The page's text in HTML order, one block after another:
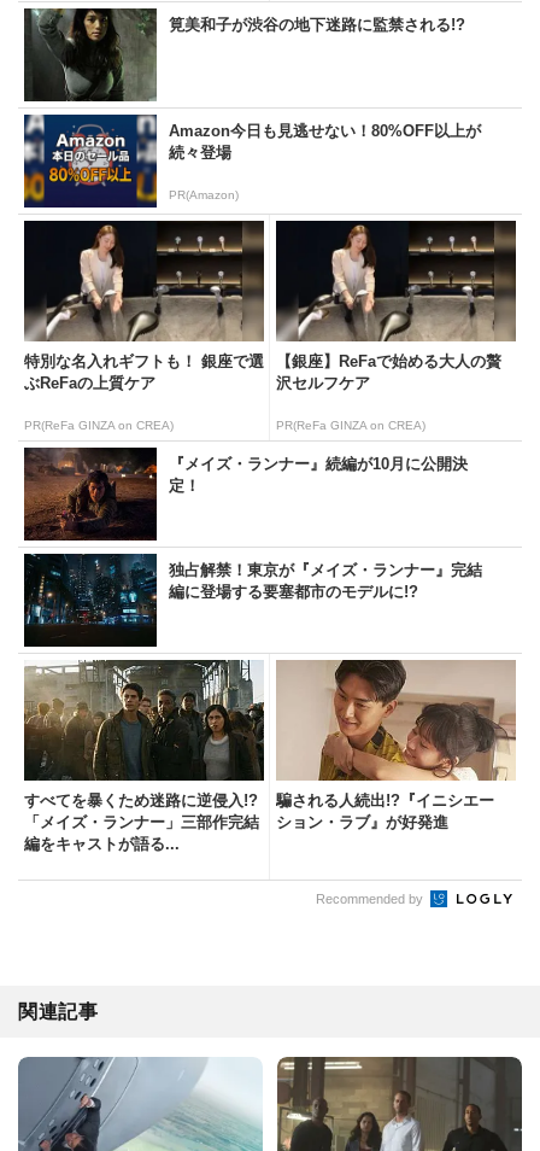
筧美和子が渋谷の地下迷路に監禁される!?
Amazon今日も見逃せない！80%OFF以上が
続々登場
PR(Amazon)
特別な名入れギフトも！ 銀座で選
ぶReFaの上質ケア
PR(ReFa GINZA on CREA)
【銀座】ReFaで始める大人の贅
沢セルフケア
PR(ReFa GINZA on CREA)
『メイズ・ランナー』続編が10月に公開決
定！
独占解禁！東京が『メイズ・ランナー』完結
編に登場する要塞都市のモデルに!?
すべてを暴くため迷路に逆侵入!?
「メイズ・ランナー」三部作完結
編をキャストが語る...
騙される人続出!?『イニシエー
ション・ラブ』が好発進
Recommended by
関連記事